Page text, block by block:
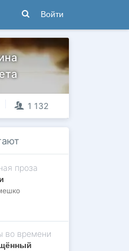
Войти
1 132
проза
во времени